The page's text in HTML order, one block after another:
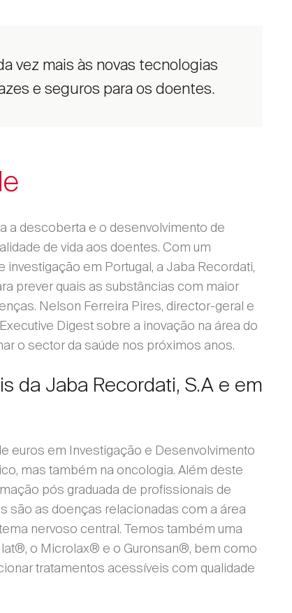
vez mais às novas tecnologias
e seguros para os doentes.
a descoberta e o desenvolvimento de
de vida aos doentes. Com um
em Portugal, a Jaba Recordati,
prever quais as substâncias com maior
Nelson Ferreira Pires, director-geral e
Digest sobre a inovação na área do
o sector da saúde nos próximos anos.
da Jaba Recordati, S.A e em
euros em Investigação e Desenvolvimento
mas também na oncologia. Além deste
pós graduada de profissionais de
são as doenças relacionadas com a área
nervoso central. Temos também uma
o Microlax® e o Guronsan®, bem como
tratamentos acessíveis com qualidade